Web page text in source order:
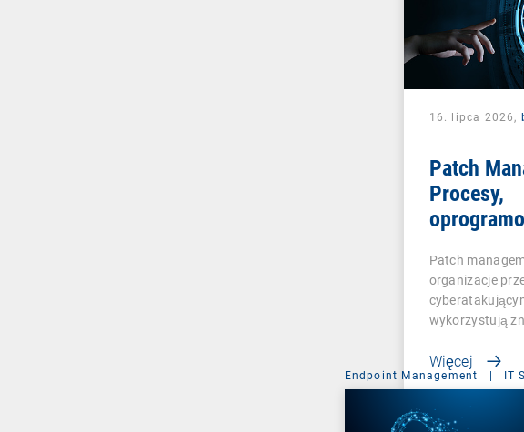
16. lipca 2026,
Patch
Procesy,
zespołów
Patch
organizacje
wykorzystują
Więcej
Endpoint Management | IT